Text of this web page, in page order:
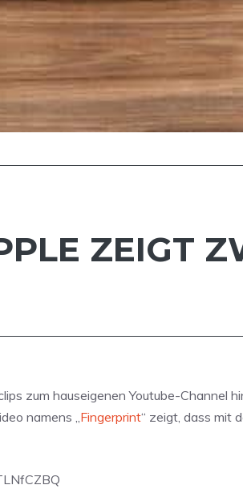
ZEIGT
zum hauseigenen Youtube-Channel
namens „Fingerprint“ zeigt, dass mit